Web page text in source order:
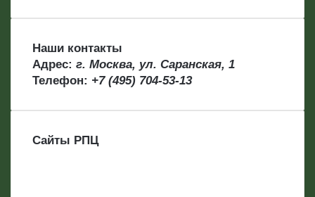
Наши контакты
Адрес: г. Москва, ул. Саранская, 1
Телефон: +7 (495) 704-53-13
Сайты РПЦ